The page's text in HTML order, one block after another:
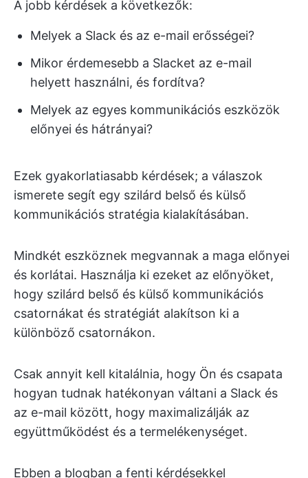
A jobb kérdések a következők:
Melyek a Slack és az e-mail erősségei?
Mikor érdemesebb a Slacket az e-mail
helyett használni, és fordítva?
Melyek az egyes kommunikációs eszközök
előnyei és hátrányai?
Ezek gyakorlatiasabb kérdések; a válaszok
ismerete segít egy szilárd belső és külső
kommunikációs stratégia kialakításában.
Mindkét eszköznek megvannak a maga előnyei
és korlátai. Használja ki ezeket az előnyöket,
hogy szilárd belső és külső kommunikációs
csatornákat és stratégiát alakítson ki a
különböző csatornákon.
Csak annyit kell kitalálnia, hogy Ön és csapata
hogyan tudnak hatékonyan váltani a Slack és
az e-mail között, hogy maximalizálják az
együttműködést és a termelékenységet.
Ebben a blogban a fenti kérdésekkel